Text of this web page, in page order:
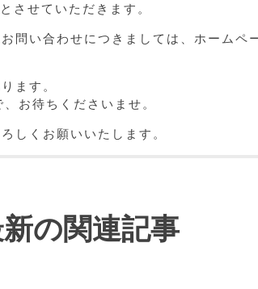
せていただきます。
問い合わせにつきましては、ホームペ
ます。
お待ちくださいませ。
しくお願いいたします。
の関連記事